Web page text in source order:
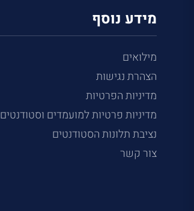
מידע נוסף
מילואים
הצהרת נגישות
מדיניות הפרטיות
מדיניות פרטיות למועמדים וסטודנטים
נציבת תלונות הסטודנטים
צור קשר